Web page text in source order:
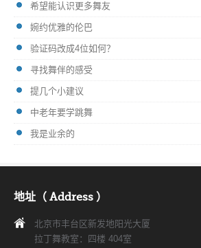
希望能认识更多舞友
婉约优雅的伦巴
验证码改成4位如何？
寻找舞伴的感受
提几个小建议
中老年要学跳舞
我是业余的
地址（ Address ）
北京市丰台区新发地阳光大厦
拉丁舞教室：四楼 404室